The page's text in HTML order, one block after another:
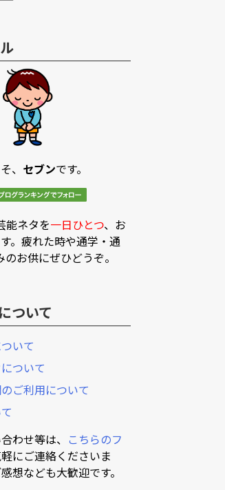
、 セブンです。
能ネタを一日ひとつ、お
。疲れた時や通学・通
お供にぜひどうぞ。
ついて
いて
ついて
ご利用について
わせ等は、 こちらのフ
にご連絡くださいま
想なども大歓迎です。